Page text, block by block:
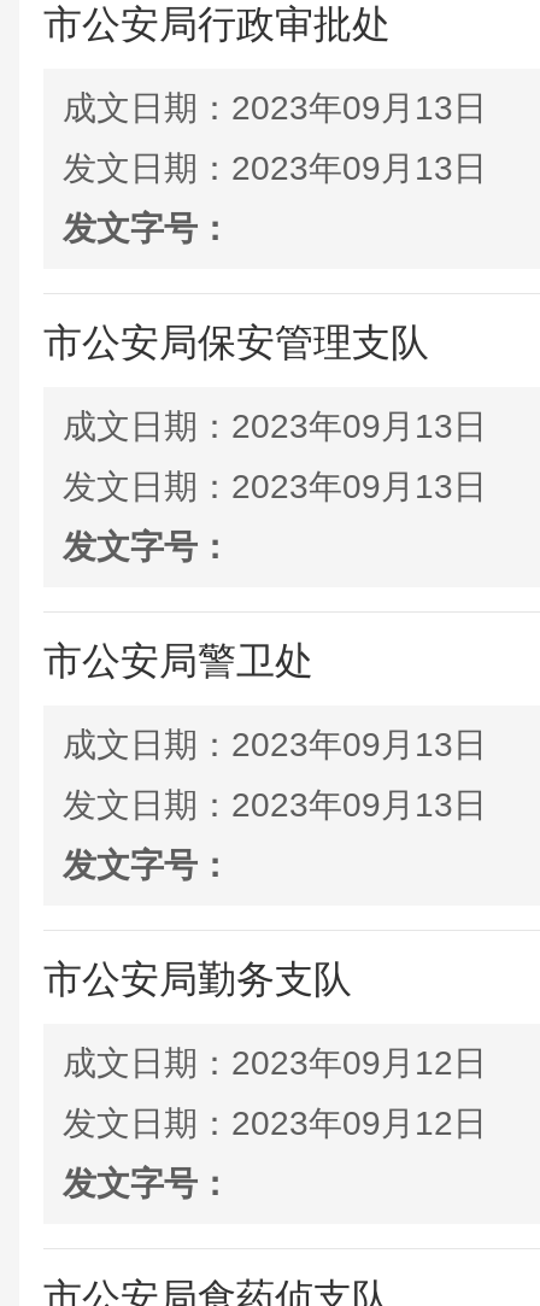
市公安局行政审批处
成文日期： 2023年09月13日
发文日期： 2023年09月13日
发文字号：
市公安局保安管理支队
成文日期： 2023年09月13日
发文日期： 2023年09月13日
发文字号：
市公安局警卫处
成文日期： 2023年09月13日
发文日期： 2023年09月13日
发文字号：
市公安局勤务支队
成文日期： 2023年09月12日
发文日期： 2023年09月12日
发文字号：